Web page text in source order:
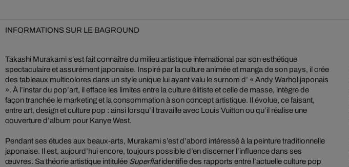
INFORMATIONS SUR LE BAGROUND
Takashi Murakami s’est fait connaître du milieu artistique international par son esthétique
spectaculaire et assurément japonaise. Inspiré par la culture animée et manga de son pays, il crée
des tableaux multicolores dans un style unique lui ayant valu le surnom d’ « Andy Warhol japonais
». À l’instar du pop’art, il efface les limites entre la culture élitiste et celle de masse, intègre de
façon tranchée le marketing et la consommation à son concept artistique. Il évolue, ce faisant,
entre art, design et culture pop : ainsi lorsqu’il travaille avec Louis Vuitton ou qu’il réalise une
couverture d’album pour Kanye West.
Pendant ses études aux beaux-arts, Murakami s’est d’abord intéressé à la peinture traditionnelle
japonaise. Il est, aujourd’hui encore, toujours possible d’en discerner l’influence dans ses
œuvres. Sa théorie artistique intitulée Superflatidentifie des rapports entre l’actuelle culture pop